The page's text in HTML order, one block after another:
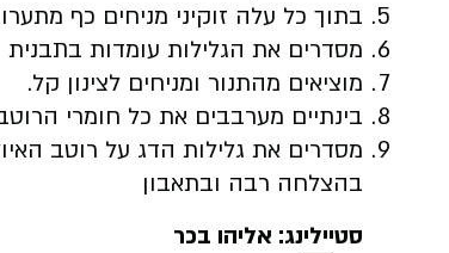
בתוך כל עלה זוקיני מניחים כף
מסדרים את הגלילות עומדות בתבנית ואופים בחום של
מוציאים מהתנור ומניחים לצינון קל.
בינתיים מערבבים את כל חומרי הרוטב ויוצקים 3
מסדרים את גלילות הדג על רוטב
בהצלחה רבה ובתאבון
סטיילינג: אליהו בכר